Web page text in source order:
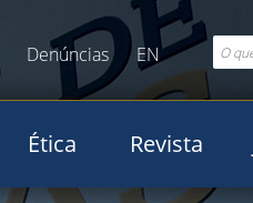
Denúncias EN
Ética Revista